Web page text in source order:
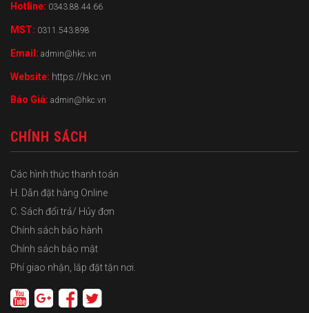
Hotline: 0343.88.44.66
MST: 0311.543.898
Email: admin@hkc.vn
Website: https://hkc.vn
Báo Giá: admin@hkc.vn
CHÍNH SÁCH
Các hình thức thanh toán
H. Dẫn đặt hàng Online
C. Sách đổi trả/ Hủy đơn
Chính sách bảo hành
Chính sách bảo mật
Phí giao nhận, lắp đặt tận nơi.